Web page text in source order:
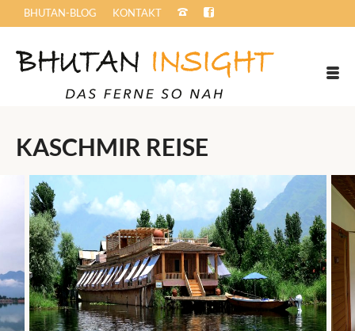
BHUTAN-BLOG KONTAKT
KASCHMIR REISE